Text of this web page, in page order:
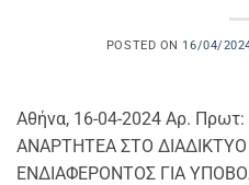
POSTED ON 16/04/
Αθήνα, 16-04-2024 Αρ.
ΑΝΑΡΤΗΤΕΑ ΣΤΟ
ΕΝΔΙΑΦΕΡΟΝΤΟΣ ΓΙΑ